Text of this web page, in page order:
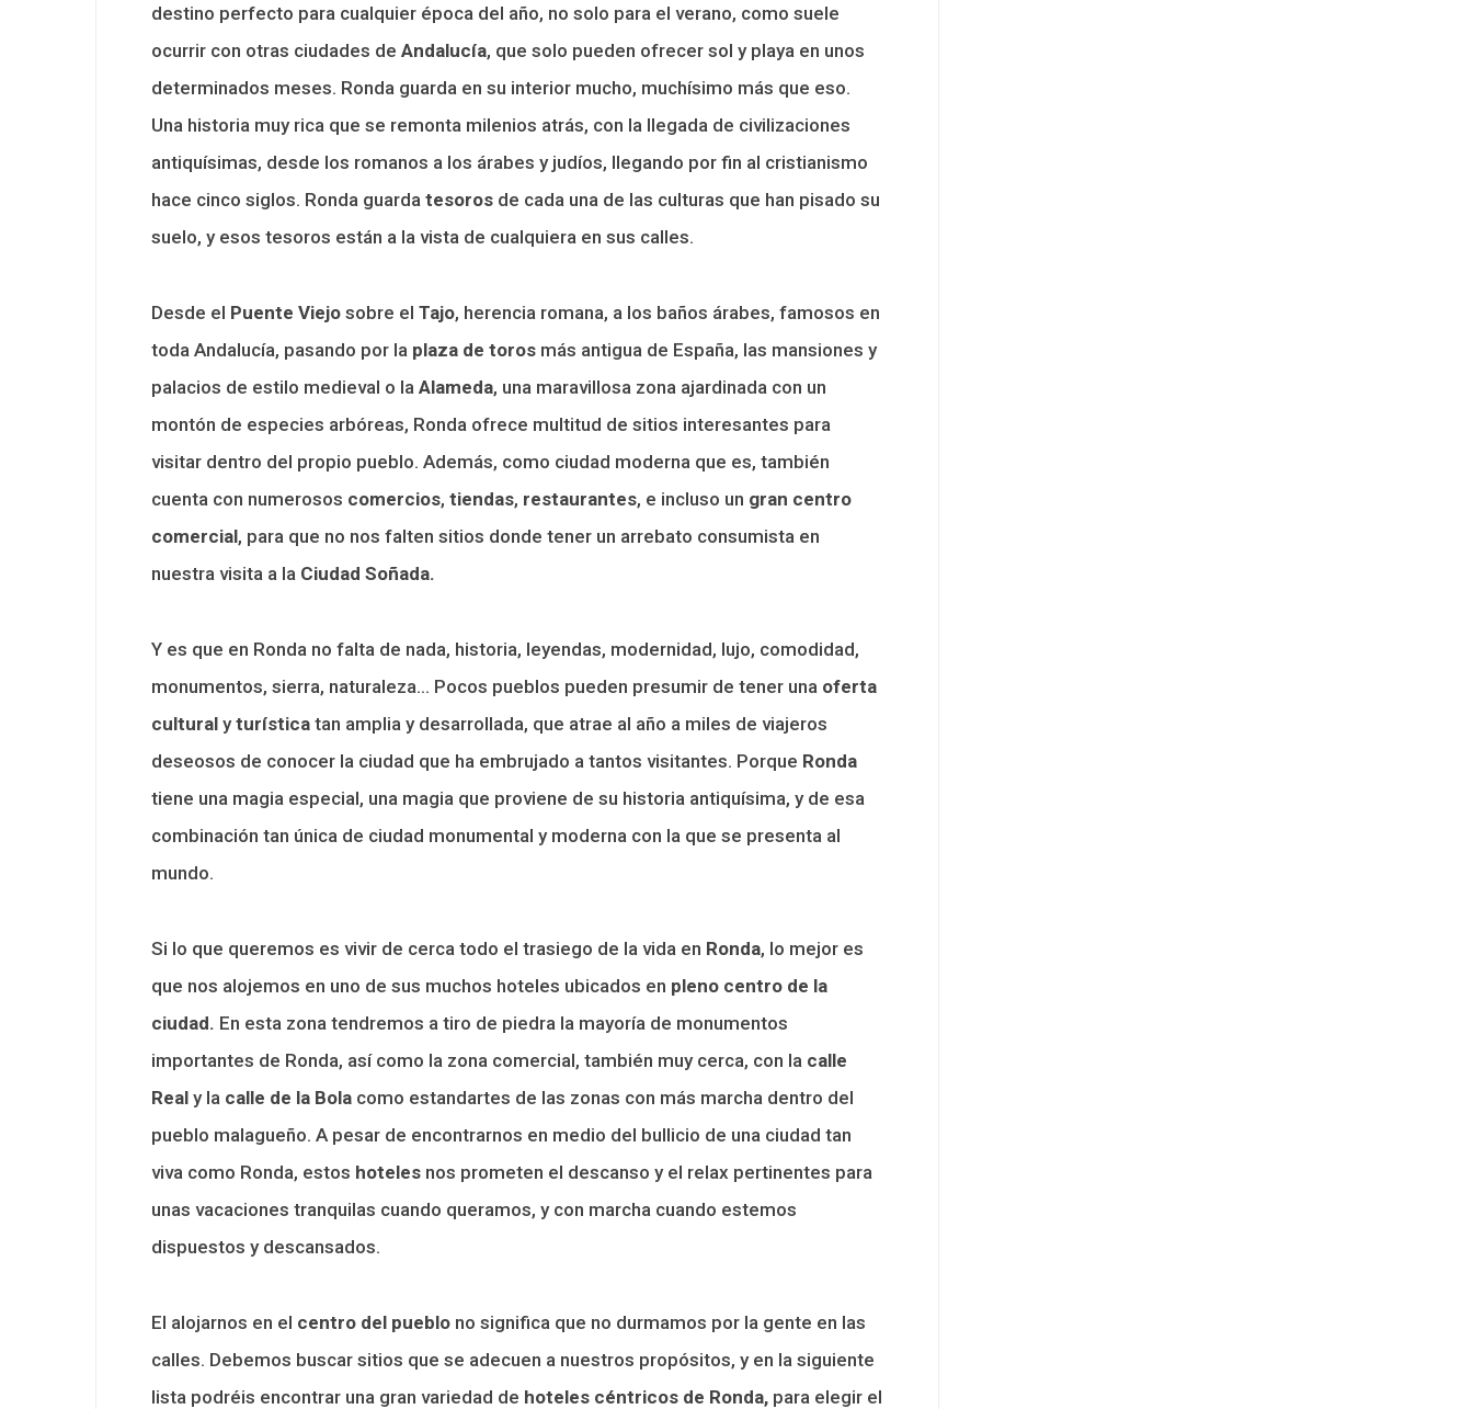
destino perfecto para cualquier época del año, no solo para el verano, como suele
ocurrir con otras ciudades de Andalucía, que solo pueden ofrecer sol y playa en unos
determinados meses. Ronda guarda en su interior mucho, muchísimo más que eso.
Una historia muy rica que se remonta milenios atrás, con la llegada de civilizaciones
antiquísimas, desde los romanos a los árabes y judíos, llegando por fin al cristianismo
hace cinco siglos. Ronda guarda tesoros de cada una de las culturas que han pisado su
suelo, y esos tesoros están a la vista de cualquiera en sus calles.
Desde el Puente Viejo sobre el Tajo, herencia romana, a los baños árabes, famosos en
toda Andalucía, pasando por la plaza de toros más antigua de España, las mansiones y
palacios de estilo medieval o la Alameda, una maravillosa zona ajardinada con un
montón de especies arbóreas, Ronda ofrece multitud de sitios interesantes para
visitar dentro del propio pueblo. Además, como ciudad moderna que es, también
cuenta con numerosos comercios, tiendas, restaurantes, e incluso un gran centro
comercial, para que no nos falten sitios donde tener un arrebato consumista en
nuestra visita a la Ciudad Soñada.
Y es que en Ronda no falta de nada, historia, leyendas, modernidad, lujo, comodidad,
monumentos, sierra, naturaleza… Pocos pueblos pueden presumir de tener una oferta
cultural yturística tan amplia y desarrollada, que atrae al año a miles de viajeros
deseosos de conocer la ciudad que ha embrujado a tantos visitantes. Porque Ronda
tiene una magia especial, una magia que proviene de su historia antiquísima, y de esa
combinación tan única de ciudad monumental y moderna con la que se presenta al
mundo.
Si lo que queremos es vivir de cerca todo el trasiego de la vida en Ronda, lo mejor es
que nos alojemos en uno de sus muchos hoteles ubicados en pleno centro de la
ciudad. En esta zona tendremos a tiro de piedra la mayoría de monumentos
importantes de Ronda, así como la zona comercial, también muy cerca, con la calle
Real y la calle de la Bola como estandartes de las zonas con más marcha dentro del
pueblo malagueño. A pesar de encontrarnos en medio del bullicio de una ciudad tan
viva como Ronda, estos hoteles nos prometen el descanso y el relax pertinentes para
unas vacaciones tranquilas cuando queramos, y con marcha cuando estemos
dispuestos y descansados.
El alojarnos en el centro del pueblo no significa que no durmamos por la gente en las
calles. Debemos buscar sitios que se adecuen a nuestros propósitos, y en la siguiente
lista podréis encontrar una gran variedad de hoteles céntricos de Ronda, para elegir el